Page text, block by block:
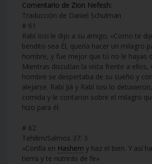
Comentario de Zion Nefesh:
Traducción de Daniel Schulman
# 61
Rabí Iosi le dijo a su amigo; «Como te
bendito sea Él, quería hacer un milagro
hombre, y fue mejor que tú no le hayas
Mientras discutían la vista frente a ellos,
hombre se despertaba de su sueño y
alejarse. Rabí Jiá y Rabí Iosi lo
comida y le contaron sobre el milagro
hizo para él.
# 62
Tehilim/Salmos 37: 3
«Confía en Hashem y haz el bien. Y así
tierra y te nutrirás de fe»